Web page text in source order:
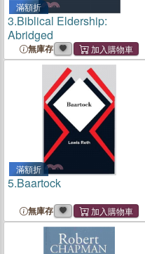
滿額折
3.Biblical Eldership:
Abridged
無庫存
滿額折
5.Baartock
無庫存